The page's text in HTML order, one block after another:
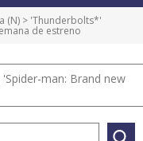
(N) > 'Thunderbolts*'
de estreno
man: Brand new